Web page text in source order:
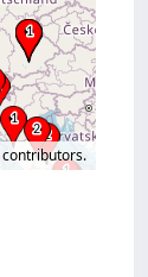
contributors.